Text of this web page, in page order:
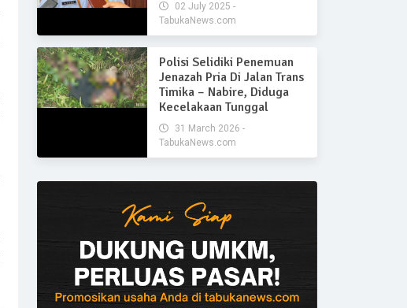
02 July 2025 -
TabukaNews.com
Polisi Selidiki Penemuan
Jenazah Pria Di Jalan Trans
Timika – Nabire, Diduga
Kecelakaan Tunggal
31 March 2026 -
TabukaNews.com